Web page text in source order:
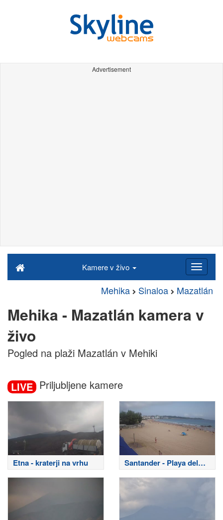
Advertisement
Kamere v živo
Mehika Sinaloa Mazatlán
Mehika - Mazatlán kamera v
živo
Pogled na plaži Mazatlán v Mehiki
LIVE Priljubljene kamere
Etna - kraterji na vrhu
Santander - Playa del
Sardinero